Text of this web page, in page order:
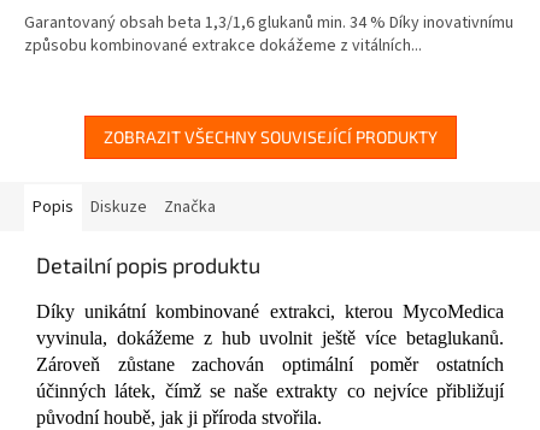
z
5
Garantovaný obsah beta 1,3/1,6 glukanů min. 34 % Díky inovativnímu
způsobu kombinované extrakce dokážeme z vitálních...
ZOBRAZIT VŠECHNY SOUVISEJÍCÍ PRODUKTY
Popis Diskuze Značka
Detailní popis produktu
Díky unikátní kombinované extrakci, kterou MycoMedica
vyvinula, dokážeme z hub uvolnit ještě více betaglukanů.
Zároveň zůstane zachován optimální poměr ostatních
účinných látek, čímž se naše extrakty co nejvíce přibližují
původní houbě, jak ji příroda stvořila.